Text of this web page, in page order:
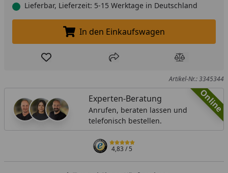
Lieferbar, Lieferzeit: 5-15 Werktage in Deutschland
In den Einkaufswagen legen
In den Einkaufswagen
Produkt zur Wunschliste hinzufügen
Teilen Produkt
Artikel-Nr.: 3345344
Online
Experten-Beratung
Anrufen, beraten lassen und
telefonisch bestellen.
4,83/ 5